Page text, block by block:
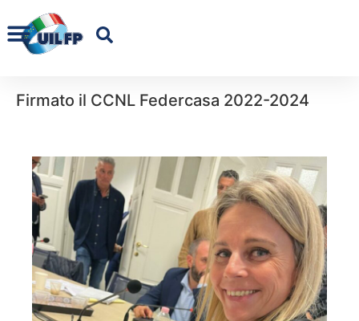
Firmato il CCNL Federcasa 2022-2024